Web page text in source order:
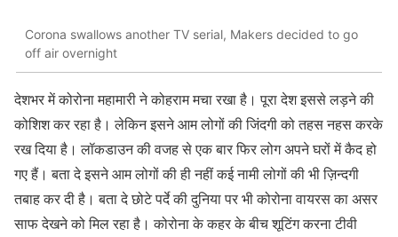
Corona swallows another TV serial, Makers decided to go
off air overnight
देशभर में कोरोना महामारी ने कोहराम मचा रखा है। पूरा देश इससे लड़ने की
कोशिश कर रहा है। लेकिन इसने आम लोगों की जिंदगी को तहस नहस करके
रख दिया है। लॉकडाउन की वजह से एक बार फिर लोग अपने घरों में कैद हो
गए हैं। बता दे इसने आम लोगों की ही नहीं कई नामी लोगों की भी ज़िन्दगी
तबाह कर दी है। बता दे छोटे पर्दे की दुनिया पर भी कोरोना वायरस का असर
साफ देखने को मिल रहा है। कोरोना के कहर के बीच शूटिंग करना टीवी